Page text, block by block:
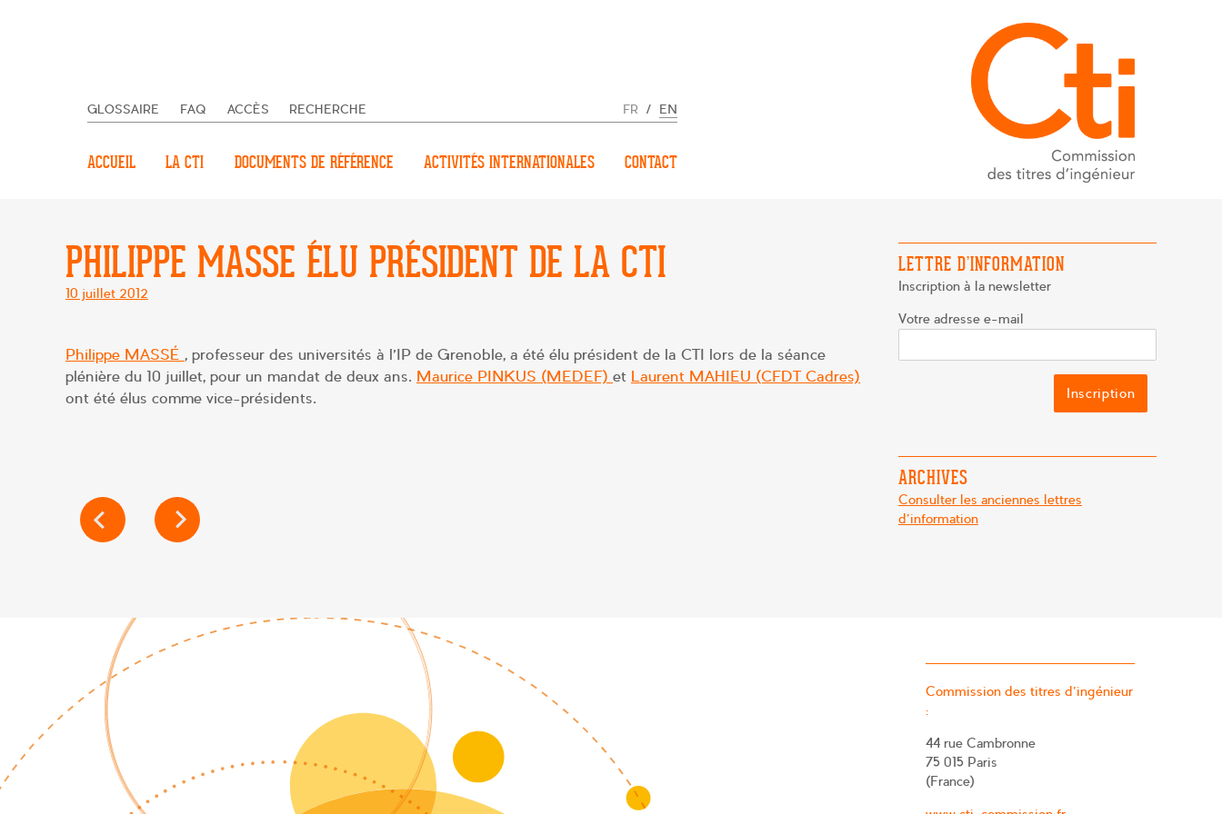
GLOSSAIRE FAQ ACCÈS RECHERCHE FR / EN
ACCUEIL LA CTI DOCUMENTS DE RÉFÉRENCE ACTIVITÉS INTERNATIONALES CONTACT
PHILIPPE MASSE ÉLU PRÉSIDENT DE LA CTI
Posté
10 juillet 2012
Philippe MASSÉ , professeur des universités à l’IP de Grenoble, a été élu président de la CTI lors de la séance
plénière du 10 juillet, pour un mandat de deux ans. Maurice PINKUS (MEDEF) et Laurent MAHIEU (CFDT Cadres)
ont été élus comme vice-présidents.
NAVIGATION
DE
LETTRE D’INFORMATION
Inscription à la newsletter
Votre adresse e-mail
ARCHIVES
Consulter les anciennes lettres
d'information
Commission des titres d’ingénieur
:
44 rue Cambronne
75 015 Paris
(France)